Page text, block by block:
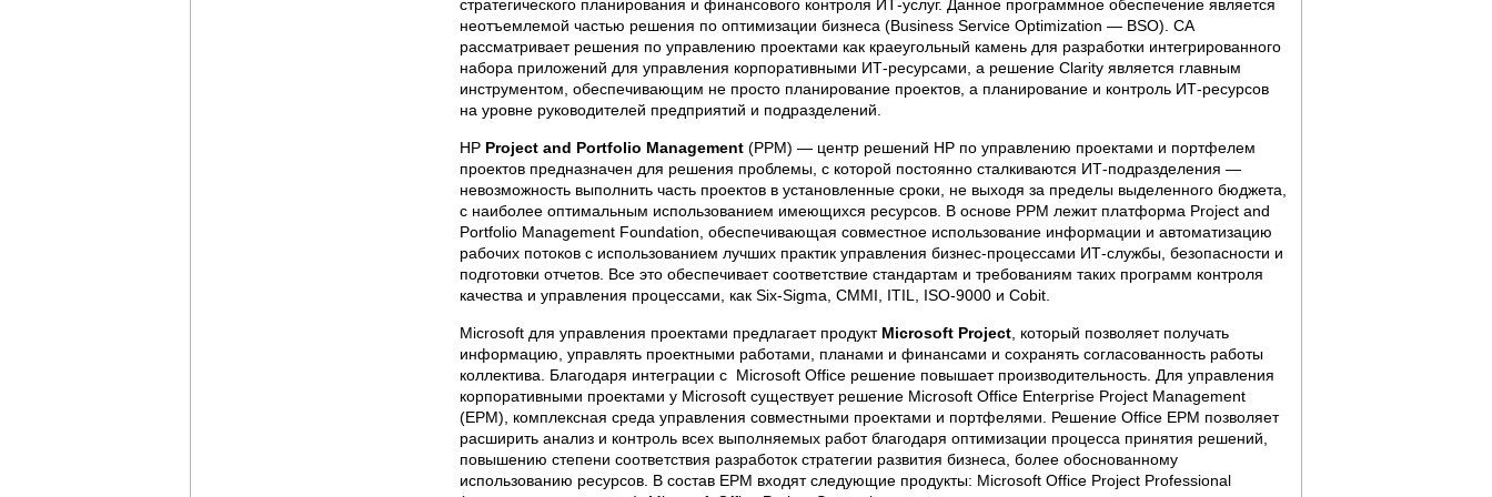
стратегического планирования и финансового контроля ИТ-услуг. Данное программное обеспечение является
неотъемлемой частью решения по оптимизации бизнеса (Business Service Optimization — BSO). CA
рассматривает решения по управлению проектами как краеугольный камень для разработки интегрированного
набора приложений для управления корпоративными ИТ-ресурсами, а решение Clarity является главным
инструментом, обеспечивающим не просто планирование проектов, а планирование и контроль ИТ-ресурсов
на уровне руководителей предприятий и подразделений.
HP Project and Portfolio Management (PPM) — центр решений HP по управлению проектами и портфелем
проектов предназначен для решения проблемы, с которой постоянно сталкиваются ИТ-подразделения —
невозможность выполнить часть проектов в установленные сроки, не выходя за пределы выделенного бюджета,
с наиболее оптимальным использованием имеющихся ресурсов. В основе PPM лежит платформа Project and
Portfolio Management Foundation, обеспечивающая совместное использование информации и автоматизацию
рабочих потоков с использованием лучших практик управления бизнес-процессами ИТ-службы, безопасности и
подготовки отчетов. Все это обеспечивает соответствие стандартам и требованиям таких программ контроля
качества и управления процессами, как Six-Sigma, CMMI, IТIL, ISO-9000 и Cobit.
Microsoft для управления проектами предлагает продукт Microsoft Project, который позволяет получать
информацию, управлять проектными работами, планами и финансами и сохранять согласованность работы
коллектива. Благодаря интеграции с Microsoft Office решение повышает производительность. Для управления
корпоративными проектами у Microsoft существует решение Microsoft Office Enterprise Project Management
(EPM), комплексная среда управления совместными проектами и портфелями. Решение Office EPM позволяет
расширить анализ и контроль всех выполняемых работ благодаря оптимизации процесса принятия решений,
повышению степени соответствия разработок стратегии развития бизнеса, более обоснованному
использованию ресурсов. В состав EPM входят следующие продукты: Microsoft Office Project Professional